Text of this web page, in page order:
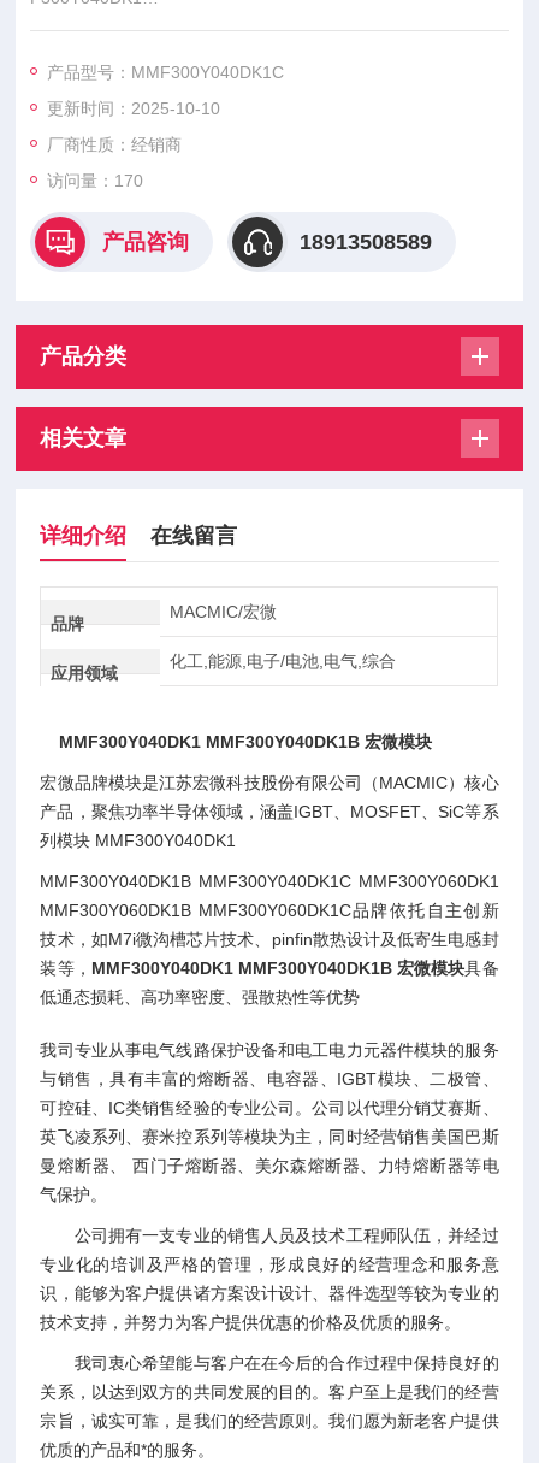
MMF300Y040DK1B MMF300Y040DK1C MMF300Y060DK1 M
MMF300Y060DK1C，模块具备低通态损耗、高功率密度、强散
热性等优势。
产品型号：MMF300Y040DK1C
更新时间：2025-10-10
厂商性质：经销商
访问量：170
产品咨询 18913508589
产品分类
相关文章
详细介绍 在线留言
品牌
MACMIC/宏微
应用领域
化工,能源,电子/电池,电气,综合
MMF300Y040DK1 MMF300Y040DK1B 宏微模块
宏微品牌模块是江苏宏微科技股份有限公司（MACMIC）核心
产品，聚焦功率半导体领域，涵盖IGBT、MOSFET、SiC等系
列模块 MMF300Y040DK1
MMF300Y040DK1B MMF300Y040DK1C MMF300Y060DK1
MMF300Y060DK1B MMF300Y060DK1C品牌依托自主创新
技术，如M7i微沟槽芯片技术、pinfin散热设计及低寄生电感封
装等， MMF300Y040DK1 MMF300Y040DK1B 宏微模块具备
低通态损耗、高功率密度、强散热性等优势
我司专业从事电气线路保护设备和电工电力元器件模块的服务
与销售，具有丰富的熔断器、电容器、IGBT模块、二极管、
可控硅、IC类销售经验的专业公司。公司以代理分销艾赛斯、
英飞凌系列、赛米控系列等模块为主，同时经营销售美国巴斯
曼熔断器、 西门子熔断器、美尔森熔断器、力特熔断器等电
气保护。
公司拥有一支专业的销售人员及技术工程师队伍，并经过
专业化的培训及严格的管理，形成良好的经营理念和服务意
识，能够为客户提供诸方案设计设计、器件选型等较为专业的
技术支持，并努力为客户提供优惠的价格及优质的服务。
我司衷心希望能与客户在在今后的合作过程中保持良好的
关系，以达到双方的共同发展的目的。客户至上是我们的经营
宗旨，诚实可靠，是我们的经营原则。我们愿为新老客户提供
优质的产品和*的服务。